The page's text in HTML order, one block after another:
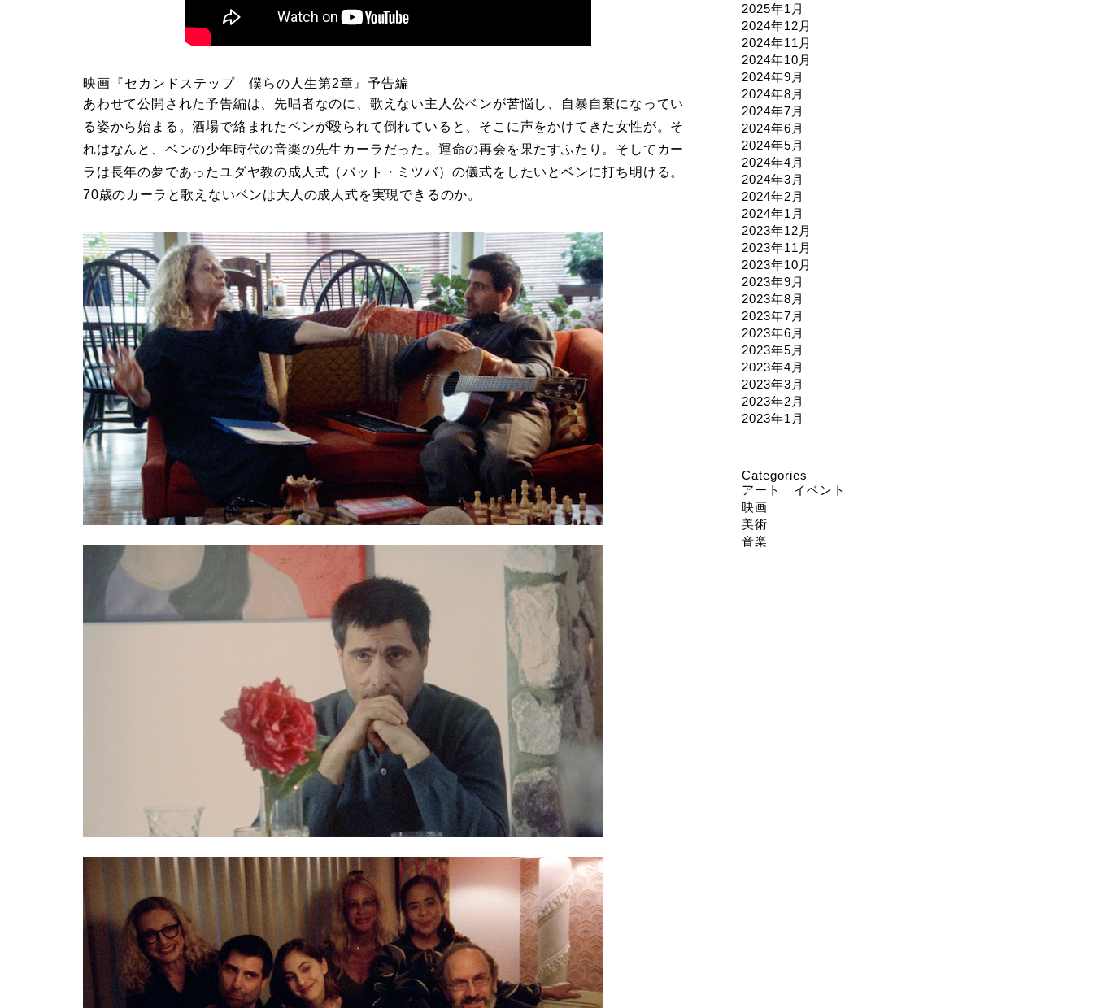
映画『セカンドステップ 僕らの人生第2章』予告編
あわせて公開された予告編は、先唱者なのに、歌えない主人公ベンが苦悩し、自暴自棄になってい
る姿から始まる。酒場で絡まれたベンが殴られて倒れていると、そこに声をかけてきた女性が。そ
れはなんと、ベンの少年時代の音楽の先生カーラだった。運命の再会を果たすふたり。そしてカー
ラは長年の夢であったユダヤ教の成人式（バット・ミツバ）の儀式をしたいとベンに打ち明ける。
70歳のカーラと歌えないベンは大人の成人式を実現できるのか。
2025年1月
2024年12月
2024年11月
2024年10月
2024年9月
2024年8月
2024年7月
2024年6月
2024年5月
2024年4月
2024年3月
2024年2月
2024年1月
2023年12月
2023年11月
2023年10月
2023年9月
2023年8月
2023年7月
2023年6月
2023年5月
2023年4月
2023年3月
2023年2月
2023年1月
Categories
アート イベント
映画
美術
音楽